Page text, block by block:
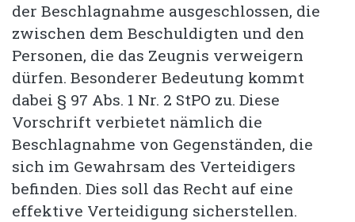
der Beschlagnahme ausgeschlossen, die
zwischen dem Beschuldigten und den
Personen, die das Zeugnis verweigern
dürfen. Besonderer Bedeutung kommt
dabei § 97 Abs. 1 Nr. 2 StPO zu. Diese
Vorschrift verbietet nämlich die
Beschlagnahme von Gegenständen, die
sich im Gewahrsam des Verteidigers
befinden. Dies soll das Recht auf eine
effektive Verteidigung sicherstellen.